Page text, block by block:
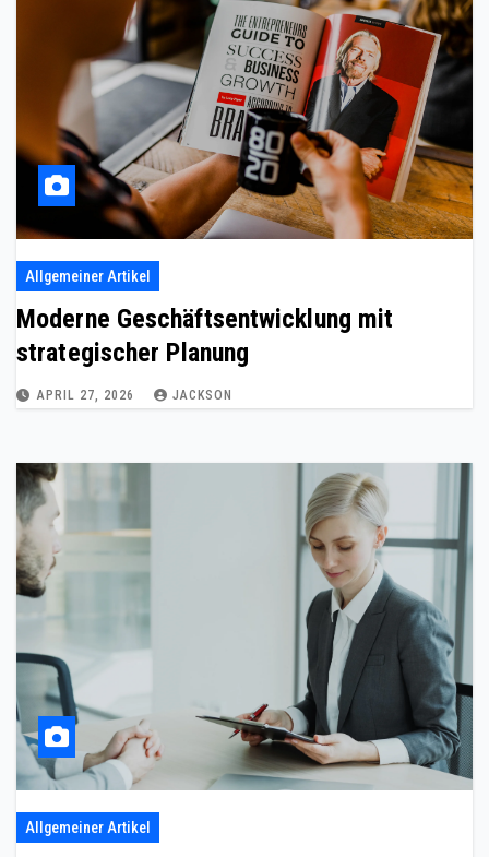
Allgemeiner Artikel
Moderne Geschäftsentwicklung mit
strategischer Planung
APRIL 27, 2026 JACKSON
Allgemeiner Artikel